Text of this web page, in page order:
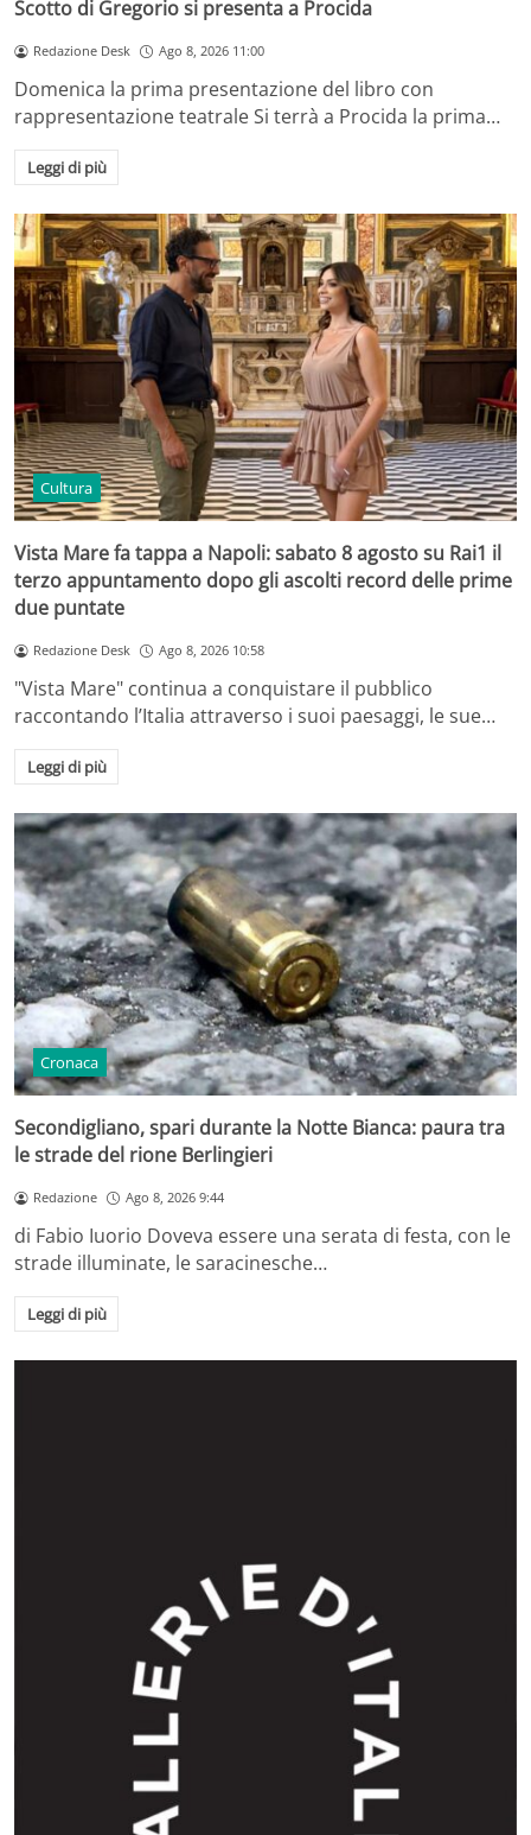
Scotto di Gregorio si presenta a Procida
Redazione Desk Ago 8, 2026 11:00
Domenica la prima presentazione del libro con
rappresentazione teatrale Si terrà a Procida la prima…
Leggi di più
Cultura
Vista Mare fa tappa a Napoli: sabato 8 agosto su Rai1 il
terzo appuntamento dopo gli ascolti record delle prime
due puntate
Redazione Desk Ago 8, 2026 10:58
"Vista Mare" continua a conquistare il pubblico
raccontando l’Italia attraverso i suoi paesaggi, le sue…
Leggi di più
Cronaca
Secondigliano, spari durante la Notte Bianca: paura tra
le strade del rione Berlingieri
Redazione Ago 8, 2026 9:44
di Fabio Iuorio Doveva essere una serata di festa, con le
strade illuminate, le saracinesche…
Leggi di più